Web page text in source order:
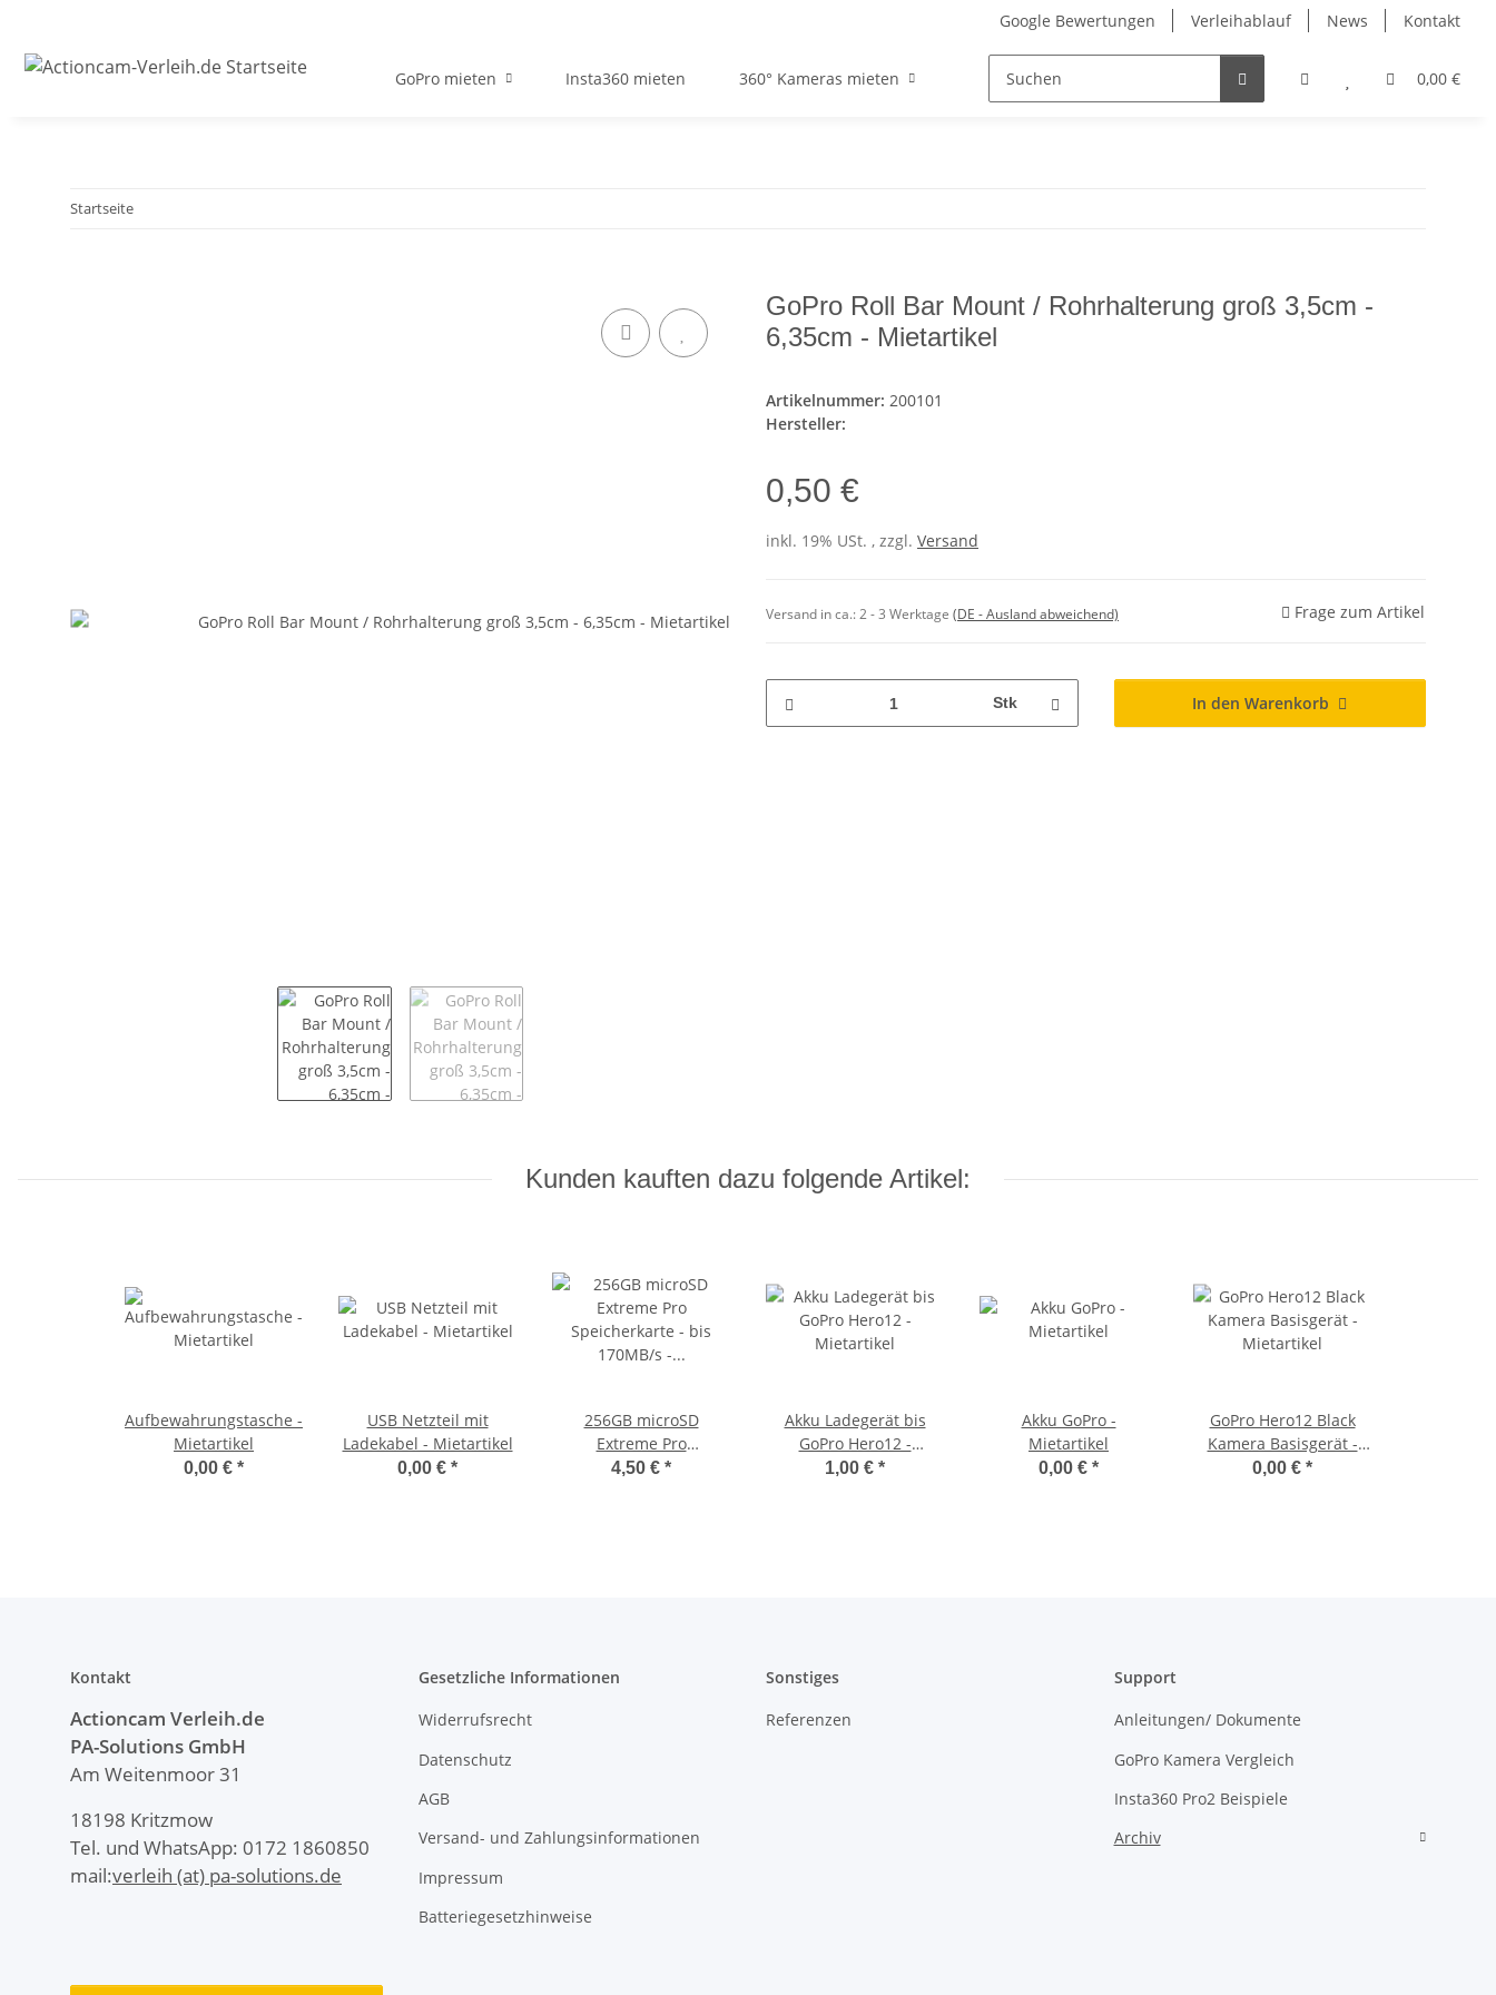
Google Bewertungen Verleihablauf News Kontakt
0,00 €
GoPro mieten Insta360 mieten 360° Kameras mieten
Startseite
GoPro Roll Bar Mount / Rohrhalterung groß 3,5cm -
6,35cm - Mietartikel
Artikelnummer: 200101
Hersteller:
0,50 €
inkl. 19% USt. , zzgl. Versand
Versand in ca.:2 - 3 Werktage (DE - Ausland abweichend) Frage zum Artikel
Stk In den Warenkorb
Kunden kauften dazu folgende Artikel:
Aufbewahrungstasche -
Mietartikel
0,00 € *
USB Netzteil mit
Ladekabel - Mietartikel
0,00 € *
256GB microSD
Extreme Pro
Speicherkarte - bis
4,50 € *
Akku Ladegerät bis
GoPro Hero12 -
Mietartikel
1,00 € *
Akku GoPro -
Mietartikel
0,00 € *
GoPro Hero12 Black
Kamera Basisgerät -
Mietartikel
0,00 € *
Kontakt
Actioncam Verleih.de
PA-Solutions GmbH
Am Weitenmoor 31
18198 Kritzmow
Tel. und WhatsApp: 0172 1860850
mail:verleih (at) pa-solutions.de
Gesetzliche Informationen
Widerrufsrecht
Datenschutz
AGB
Versand- und Zahlungsinformationen
Impressum
Batteriegesetzhinweise
Sonstiges
Referenzen
Support
Anleitungen/ Dokumente
GoPro Kamera Vergleich
Insta360 Pro2 Beispiele
Archiv